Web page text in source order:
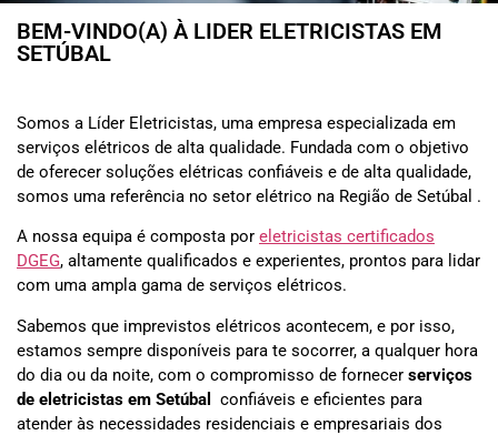
BEM-VINDO(A) À LIDER ELETRICISTAS EM
SETÚBAL
Somos a Líder Eletricistas, uma empresa especializada em
serviços elétricos de alta qualidade. Fundada com o objetivo
de oferecer soluções elétricas confiáveis e de alta qualidade,
somos uma referência no setor elétrico na Região de Setúbal .
A nossa equipa é composta por eletricistas certificados
DGEG, altamente qualificados e experientes, prontos para lidar
com uma ampla gama de serviços elétricos.
Sabemos que imprevistos elétricos acontecem, e por isso,
estamos sempre disponíveis para te socorrer, a qualquer hora
do dia ou da noite, com o compromisso de fornecer serviços
de eletricistas em Setúbal
confiáveis e eficientes para
atender às necessidades residenciais e empresariais dos